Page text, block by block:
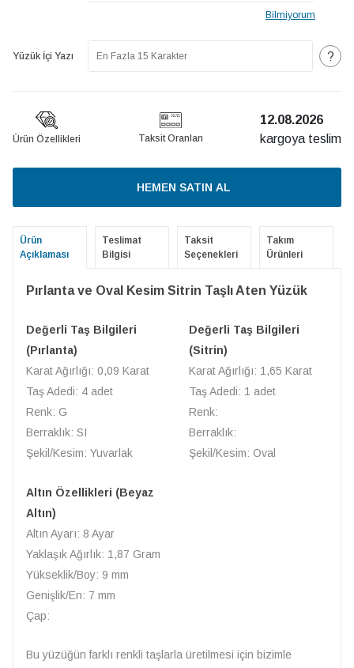
Bilmiyorum
Yüzük İçi Yazı ?
Ürün Özellikleri Taksit Oranları
12.08.2026
kargoya teslim
HEMEN SATIN AL
Ürün
Açıklaması
Teslimat
Bilgisi
Taksit
Seçenekleri
Takım
Ürünleri
Pırlanta ve Oval Kesim Sitrin Taşlı Aten Yüzük
Değerli Taş Bilgileri
(Pırlanta)
Karat Ağırlığı: 0,09 Karat
Taş Adedi: 4 adet
Renk: G
Berraklık: SI
Şekil/Kesim: Yuvarlak
Değerli Taş Bilgileri
(Sitrin)
Karat Ağırlığı: 1,65 Karat
Taş Adedi: 1 adet
Renk:
Berraklık:
Şekil/Kesim: Oval
Altın Özellikleri (Beyaz
Altın)
Altın Ayarı: 8 Ayar
Yaklaşık Ağırlık: 1,87 Gram
Yükseklik/Boy: 9 mm
Genişlik/En: 7 mm
Çap:
Bu yüzüğün farklı renkli taşlarla üretilmesi için bizimle